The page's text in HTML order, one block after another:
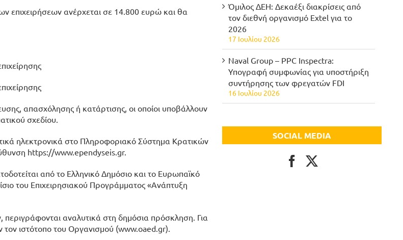
επιχειρήσεων ανέρχεται σε 14.800 ευρώ και θα
απασχόλησης ή κατάρτισης, οι οποίοι υποβάλλουν
σχεδίου.
ηλεκτρονικά στο Πληροφοριακό Σύστημα Κρατικών
https://www.ependyseis.gr.
από το Ελληνικό Δημόσιο και το Ευρωπαϊκό
του Επιχειρησιακού Προγράμματος «Ανάπτυξη
περιγράφονται αναλυτικά στη δημόσια πρόσκληση. Για
ιστότοπο του Οργανισμού (www.oaed.gr).
Όμιλος ΔΕΗ: Δεκαέξι διακρίσεις από
τον διεθνή οργανισμό Extel για το
2026
17 Ιουλίου 2026
Naval Group – PPC Inspectra:
Υπογραφή συμφωνίας για υποστήριξη
συντήρησης των φρεγατών FDI
16 Ιουλίου 2026
SOCIAL MEDIA